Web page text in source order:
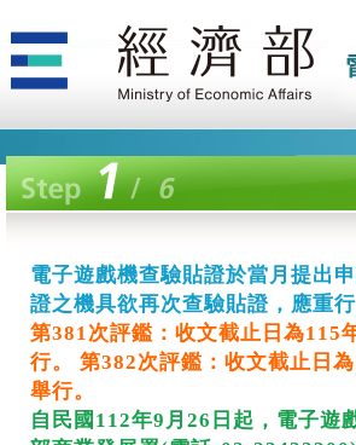
電子遊戲機查驗貼證於當月提出
電子遊戲機查驗貼證於當月提出
電子遊戲機查驗貼證於當月提出
電子遊戲機查驗貼證於當月提出
電子遊戲機查驗貼證於當月提出
電子遊戲機查驗貼證於當月提出
電子遊戲機查驗貼證於當月提出
電子遊戲機查驗貼證於當月提出
電子遊戲機查驗貼證於當月提出
電子遊戲機查驗貼證於當月提出
電子遊戲機查驗貼證於當月提出
電子遊戲機查驗貼證於當月提出
電子遊戲機查驗貼證於當月提出
電子遊戲機查驗貼證於當月提出
電子遊戲機查驗貼證於當月提出
電子遊戲機查驗貼證於當月提出
電子遊戲機查驗貼證於當月提出
電子遊戲機查驗貼證於當月提出
電子遊戲機查驗貼證於當月提出
電子遊戲機查驗貼證於當月提出
電子遊戲機查驗貼證於當月提出
電子遊戲機查驗貼證於當月提出
電子遊戲機查驗貼證於當月提出
電子遊戲機查驗貼證於當月提出
電子遊戲機查驗貼證於當月提出
電子遊戲機查驗貼證於當月提出
電子遊戲機查驗貼證於當月提出
電子遊戲機查驗貼證於當月提出
電子遊戲機查驗貼證於當月提出
電子遊戲機查驗貼證於當月提出